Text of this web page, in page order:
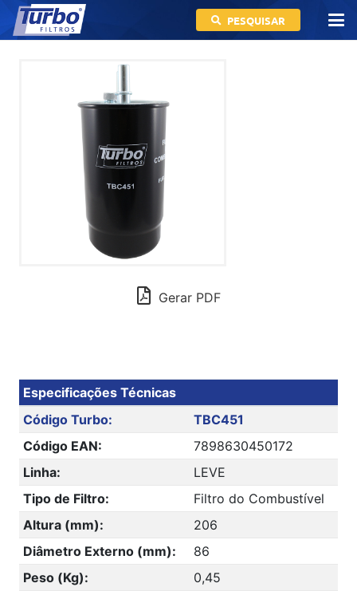
PESQUISAR
Gerar PDF
Especificações Técnicas
Código Turbo:
TBC451
Código EAN:
7898630450172
Linha:
LEVE
Tipo de Filtro:
Filtro do Combustível
Altura (mm):
206
Diâmetro Externo (mm):
86
Peso (Kg):
0,45